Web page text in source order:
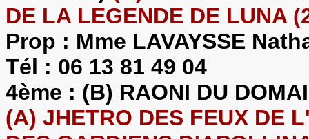
DE LA LEGENDE DE LUNA
Prop : Mme LAVAYSSE
Tél : 06 13 81 49 04
4ème : (B) RAONI DU
(A) JHETRO DES FEUX DE